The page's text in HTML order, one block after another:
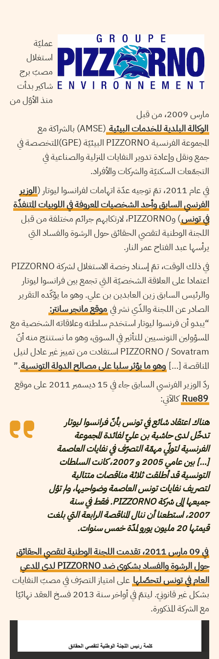
عمليّة
استغلال
مصبّ برج
شاكير بدأت
منذ الأوّل من
مارس 2009، من قبل
الوكالة البلدية للخدمات البيئية
(AMSE) بالشراكة مع
المجموعة الفرنسية PIZZORNO البيئيّة (GPE)المتخصصة في
جمع ونقل وإعادة تدوير النفايات المنزلية والصناعية في
التجمّعات السكنيّة والشركات والأفراد.
في عام 2011، تمّ توجيه عدّة اتهامات لفرانسوا ليوتار (
الوزير
الفرنسي السابق وأحد الشخصيات المعروفة في اللوبيات المتنفذّة
في تونس
) وPIZZORNO، لارتكابهم جرائم مختلفة من قبل
اللجنة الوطنية لتقصي الحقائق حول الرشوة والفساد التي
يرأسها عبد الفتاح عمر النار.
في ذلك الوقت، تمّ إسناد رخصة الاستغلال لشركة PIZZORNO
اعتمادا على العلاقة الشخصيّة التي تجمع بين فرانسوا ليوتار
والرئيس السابق زين العابدين بن علي. وهو ما يؤكّده التقرير
الصادر عن اللجنة والذّي نشر في موقع مانجر سانتر:
“يبدو أن فرنسوا ليوتار استخدم سلطته وعلاقاته الشخصية مع
المسؤولين التونسيين للتأثير في السوق، وهو ما نستنتج منه أنّ
PIZZORNO / Sovatram استفادت من تمييز غير عادل لنيل
المناقصة […] وهو ما يؤثر سلبا على مصالح الدولة التونسية.”
ردّ الوزير الفرنسي السابق جاء في 15 ديسمبر 2011 على موقع
Rue89كالآتي:
هناك اعتقاد شائع في تونس بأنّ فرانسوا ليوتار
تدخّل لدى حاشية بن عليّ لفائدة المجموعة
الفرنسية لتولّي مهمّة التصرّف في نفايات العاصمة
[…] بين عامي 2005 و 2007، كانت السلطات
التونسية قد أطلقت ثلاثة مناقصات متتالية
لتصريف نفايات تونس العاصمة وضواحيها، ولم تؤل
جميعها إلى شركة PIZZORNO. فقط في سنة
2007، استطعنا أن ننال المناقصة الرابعة التي بلغت
قيمتها 20 مليون يورو لمدّة خمس سنوات.
في 09 مارس 2011، تقدمت اللجنة الوطنية لتقصي الحقائق
حول الرشوة والفساد بشكوى ضد PIZZORNO لدى المدعي
العام في تونس لتحصّلها على امتياز التصرّف في مصبّ النفايات
بشكل غير قانونيّ. ليتمّ في أواخر سنة 2013 فسخ العقد نهائيّا
مع الشركة المذكورة.